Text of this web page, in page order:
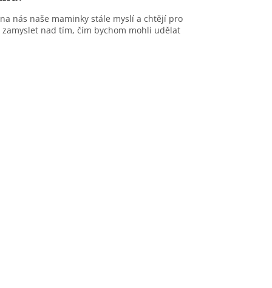
nás naše maminky stále myslí a chtějí pro
nad tím, čím bychom mohli udělat